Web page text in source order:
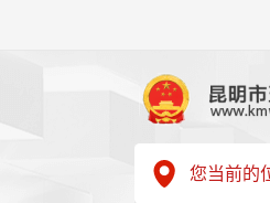
您当前的